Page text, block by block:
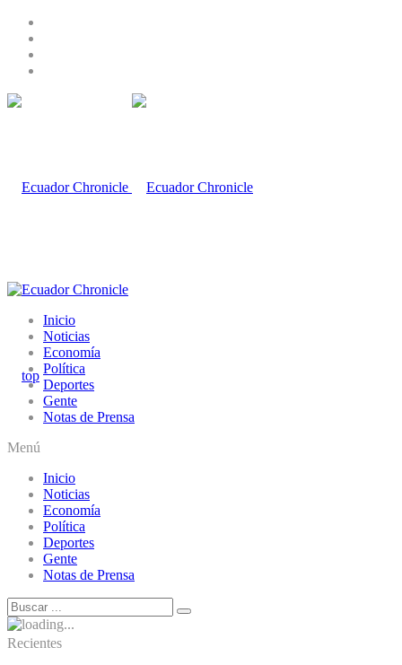
Inicio
Noticias
Economía
Política
Deportes
Gente
Notas de Prensa
Menú
Inicio
Noticias
Economía
Política
Deportes
Gente
Notas de Prensa
Recientes